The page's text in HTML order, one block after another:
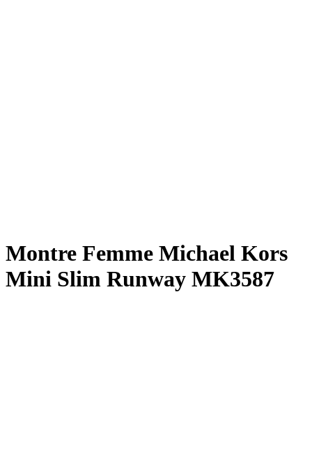
Montre Femme Michael Kors
Mini Slim Runway MK3587